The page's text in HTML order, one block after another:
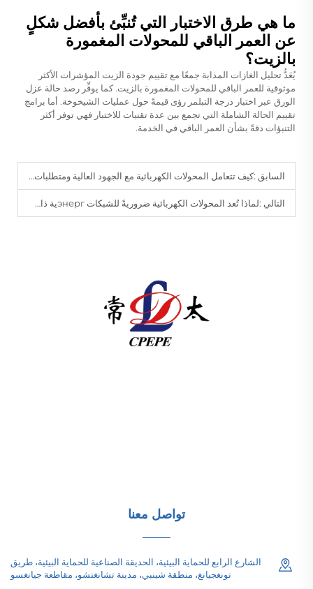
ما هي طرق الاختبار التي تُنبِّئ بأفضل شكلٍ
عن العمر الباقي للمحولات المغمورة
بالزيت؟
يُعَدُّ تحليل الغازات المذابة جمعًا مع تقييم جودة الزيت المؤشرات الأكثر
موثوقية للعمر الباقي للمحولات المغمورة بالزيت. كما يوفِّر رصد حالة عزل
الورق عبر اختبار درجة التبلمر رؤى قيمةً حول عمليات الشيخوخة. أما برامج
تقييم الحالة الشاملة التي تجمع بين عدة تقنيات للاختبار فهي توفر أكثر
التنبؤات دقةً بشأن العمر الباقي في الخدمة.
السابق :كيف تتعامل المحولات الكهربائية مع الجهود العالية ومتطلبات الأحمال الكبيرة؟
التالي :لماذا تُعد المحولات الكهربائية ضروريةً للشبكات энергية ذات المقياس المرافق (Utility-Scale)؟
تواصل معنا
الشارع الرابع للحماية البيئية، الحديقة الصناعية للحماية البيئية، طريق
تونغجيانغ، منطقة شينبي، مدينة تشانغتشو، مقاطعة جيانغسو